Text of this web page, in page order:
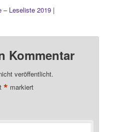
– Leseliste 2019 |
Kommentar
veröffentlicht.
* markiert